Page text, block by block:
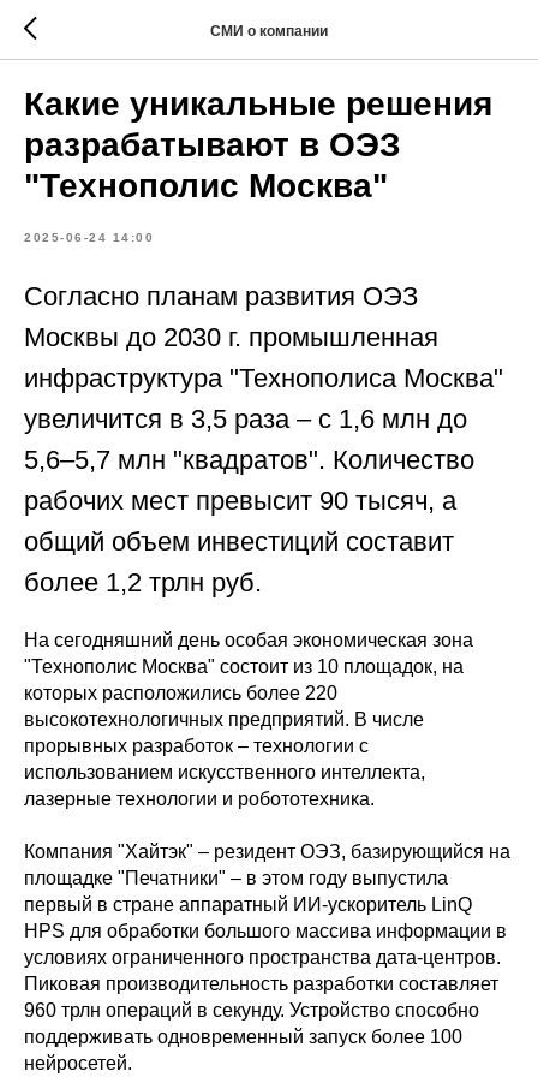
СМИ о компании
Какие уникальные решения
разрабатывают в ОЭЗ
"Технополис Москва"
2025-06-24 14:00
Согласно планам развития ОЭЗ
Москвы до 2030 г. промышленная
инфраструктура "Технополиса Москва"
увеличится в 3,5 раза – с 1,6 млн до
5,6–5,7 млн "квадратов". Количество
рабочих мест превысит 90 тысяч, а
общий объем инвестиций составит
более 1,2 трлн руб.
На сегодняшний день особая экономическая зона
"Технополис Москва" состоит из 10 площадок, на
которых расположились более 220
высокотехнологичных предприятий. В числе
прорывных разработок – технологии с
использованием искусственного интеллекта,
лазерные технологии и робототехника.
Компания "Хайтэк" – резидент ОЭЗ, базирующийся на
площадке "Печатники" – в этом году выпустила
первый в стране аппаратный ИИ-ускоритель LinQ
HPS для обработки большого массива информации в
условиях ограниченного пространства дата-центров.
Пиковая производительность разработки составляет
960 трлн операций в секунду. Устройство способно
поддерживать одновременный запуск более 100
нейросетей.